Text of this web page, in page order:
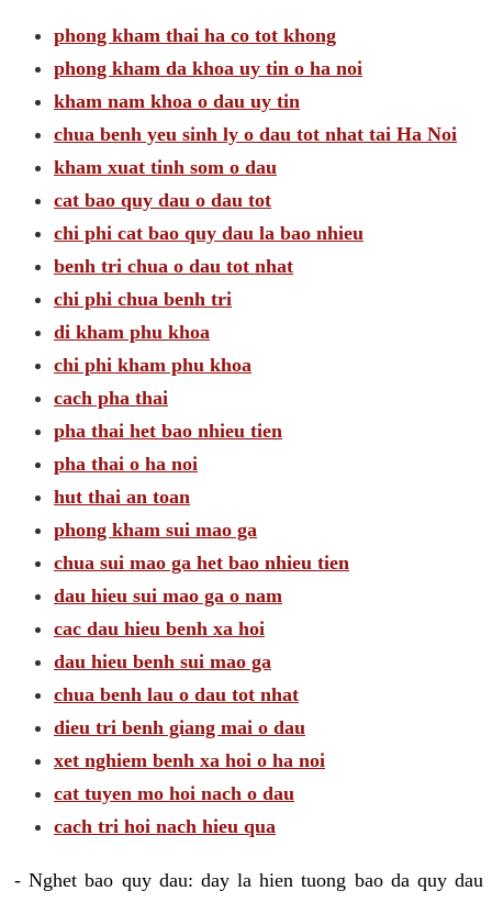
phong kham thai ha co tot khong
phong kham da khoa uy tin o ha noi
kham nam khoa o dau uy tin
chua benh yeu sinh ly o dau tot nhat tai Ha Noi
kham xuat tinh som o dau
cat bao quy dau o dau tot
chi phi cat bao quy dau la bao nhieu
benh tri chua o dau tot nhat
chi phi chua benh tri
di kham phu khoa
chi phi kham phu khoa
cach pha thai
pha thai het bao nhieu tien
pha thai o ha noi
hut thai an toan
phong kham sui mao ga
chua sui mao ga het bao nhieu tien
dau hieu sui mao ga o nam
cac dau hieu benh xa hoi
dau hieu benh sui mao ga
chua benh lau o dau tot nhat
dieu tri benh giang mai o dau
xet nghiem benh xa hoi o ha noi
cat tuyen mo hoi nach o dau
cach tri hoi nach hieu qua
- Nghet bao quy dau: day la hien tuong bao da quy dau